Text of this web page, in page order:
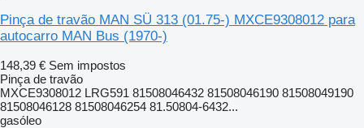
Pinça de travão MAN SÜ 313 (01.75-) MXCE9308012 para
autocarro MAN Bus (1970-)
148,39 € Sem impostos
Pinça de travão
MXCE9308012 LRG591 81508046432 81508046190 81508049190
81508046128 81508046254 81.50804-6432...
gasóleo